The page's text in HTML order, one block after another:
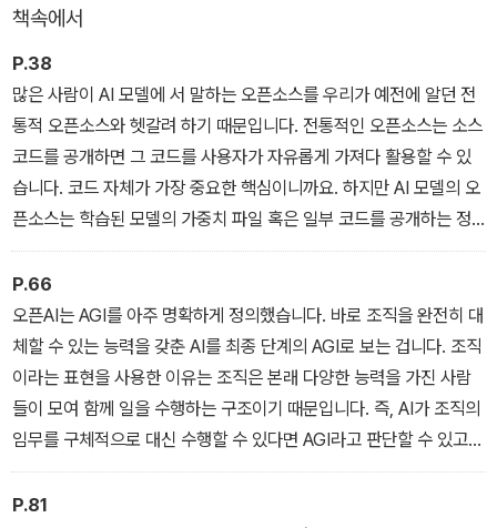
정책 현장의 생생한 경험을 바탕으로 한 그의 분석은 그 어떤 AI 서적
보다 현실적이고 설득력 있다. 특히 “3~5년 내 AGI 시대가 도래한다
면, 이를 자체적으로 확보한 국가는 핵무기 보유국 이상의 국력과 글
로벌 영향력을 가지게 될 것”이라는 그의 진단은 AI가 단순한 기술을
넘어 국가 존망과 직결된 문제임을 여실히 보여준다.
책에서 제시하는 AI 데이터센터 구축, 국가 초지능 연구소 신설, AI 디
다”는 저자의 메시지는 절체절명의 순간에 선 대한민국에게 강력한
희망을 제시한다. 곽노정(SK 하이닉스 CEO), 박태웅(모두의질문Q
대표), 윤의준(한국공학한림원 회장), 이해민(제22대 국회의원) 등 A
I 업계와 학계뿐 아니라 정치, 사회 리더들도 이 책을 주목하는 것도
전략적 기로를 날카롭게 해부한다. 그리고 혼돈의 격전지에서 살아남
책속에서
P.38
많은 사람이 AI 모델에 서 말하는 오픈소스를 우리가 예전에 알던 전
통적 오픈소스와 헷갈려 하기 때문입니다. 전통적인 오픈소스는 소스
코드를 공개하면 그 코드를 사용자가 자유롭게 가져다 활용할 수 있
습니다. 코드 자체가 가장 중요한 핵심이니까요. 하지만 AI 모델의 오
픈소스는 학습된 모델의 가중치 파일 혹은 일부 코드를 공개하는 정
도거든요. 또한 공개한 코드라는 건 큰 비중이 아니지 않습니까? 그
래서 오픈소스를 정의하는 OSI(오픈소스 국제 표준화 기구)에서는
이걸 정확한 오픈소스로 인정하지 않지만, 우리는 흔히 오픈소스라고
불러버립니다. 이런 오해 때문에 대부분 경영진들이 ‘그거 오픈소스
있으니까, 갖다가 만들면 되지 않아?’라고 너무 쉽게 생각해버리는
경향이 있습니다.
_ 1장 중에서
P.66
오픈AI는 AGI를 아주 명확하게 정의했습니다. 바로 조직을 완전히 대
체할 수 있는 능력을 갖춘 AI를 최종 단계의 AGI로 보는 겁니다. 조직
이라는 표현을 사용한 이유는 조직은 본래 다양한 능력을 가진 사람
들이 모여 함께 일을 수행하는 구조이기 때문입니다. 즉, AI가 조직의
임무를 구체적으로 대신 수행할 수 있다면 AGI라고 판단할 수 있고,
이때 AGI의 역할이나 가치도 명확히 매길 수 있게 되는 거죠.
_ 1장 중에서
P.81